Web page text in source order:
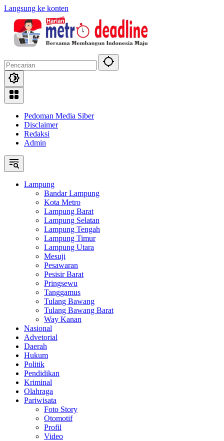
Langsung ke konten
Pedoman Media Siber
Disclaimer
Redaksi
Admin
Lampung
Bandar Lampung
Kota Metro
Lampung Barat
Lampung Selatan
Lampung Tengah
Lampung Timur
Lampung Utara
Mesuji
Pesawaran
Pesisir Barat
Pringsewu
Tanggamus
Tulang Bawang
Tulang Bawang Barat
Way Kanan
Nasional
Advetorial
Daerah
Hukum
Politik
Pendidikan
Kriminal
Olahraga
Pariwisata
Foto Story
Otomotif
Profil
Video